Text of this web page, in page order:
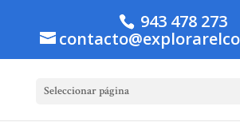
943 478 273
Seleccionar página